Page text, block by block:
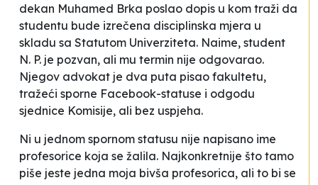
dekan Muhamed Brka poslao dopis u kom traži da
studentu bude izrečena disciplinska mjera u
skladu sa Statutom Univerziteta. Naime, student
N. P. je pozvan, ali mu termin nije odgovarao.
Njegov advokat je dva puta pisao fakultetu,
tražeći sporne Facebook-statuse i odgodu
sjednice Komisije, ali bez uspjeha.
Ni u jednom spornom statusu nije napisano ime
profesorice koja se žalila. Najkonkretnije što tamo
piše jeste jedna moja bivša profesorica, ali to bi se